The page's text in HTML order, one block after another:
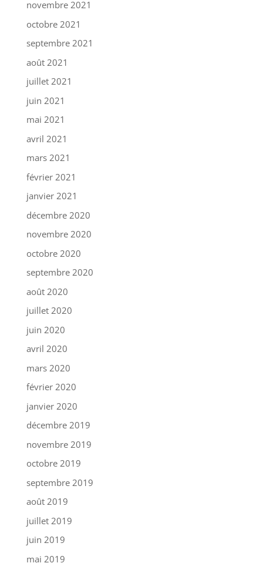
novembre 2021
octobre 2021
septembre 2021
août 2021
juillet 2021
juin 2021
mai 2021
avril 2021
mars 2021
février 2021
janvier 2021
décembre 2020
novembre 2020
octobre 2020
septembre 2020
août 2020
juillet 2020
juin 2020
avril 2020
mars 2020
février 2020
janvier 2020
décembre 2019
novembre 2019
octobre 2019
septembre 2019
août 2019
juillet 2019
juin 2019
mai 2019